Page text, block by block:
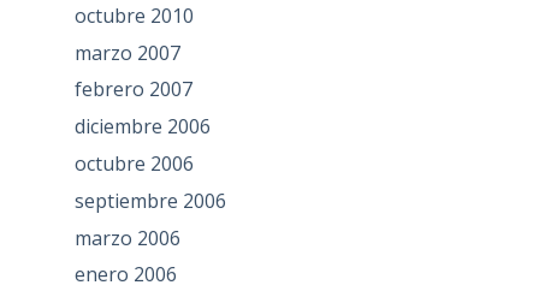
octubre 2010
marzo 2007
febrero 2007
diciembre 2006
octubre 2006
septiembre 2006
marzo 2006
enero 2006